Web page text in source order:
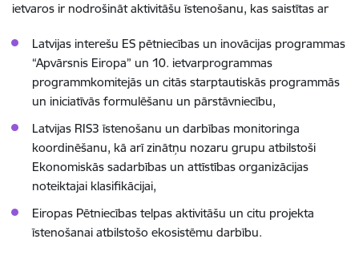
ietvaros ir nodrošināt aktivitāšu īstenošanu, kas saistītas ar
Latvijas interešu ES pētniecības un inovācijas programmas
“Apvārsnis Eiropa” un 10. ietvarprogrammas
programmkomitejās un citās starptautiskās programmās
un iniciatīvās formulēšanu un pārstāvniecību,
Latvijas RIS3 īstenošanu un darbības monitoringa
koordinēšanu, kā arī zinātņu nozaru grupu atbilstoši
Ekonomiskās sadarbības un attīstības organizācijas
noteiktajai klasifikācijai,
Eiropas Pētniecības telpas aktivitāšu un citu projekta
īstenošanai atbilstošo ekosistēmu darbību.